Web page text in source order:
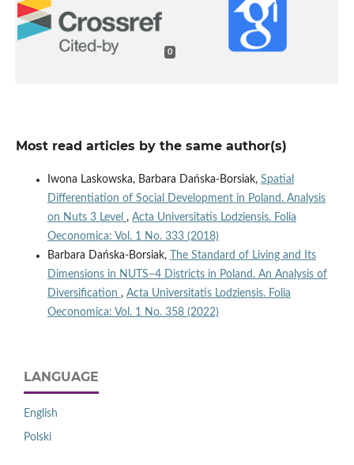
0
Most read articles by the same author(s)
Iwona Laskowska, Barbara Dańska-Borsiak, Spatial
Differentiation of Social Development in Poland. Analysis
on Nuts 3 Level , Acta Universitatis Lodziensis. Folia
Oeconomica: Vol. 1 No. 333 (2018)
Barbara Dańska-Borsiak,
The Standard of Living and Its
Dimensions in NUTS–4 Districts in Poland. An Analysis of
Diversification , Acta Universitatis Lodziensis. Folia
Oeconomica: Vol. 1 No. 358 (2022)
LANGUAGE
English
Polski